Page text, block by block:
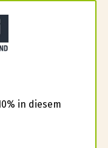
in diesem